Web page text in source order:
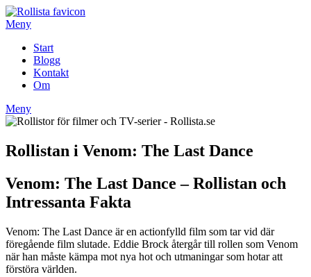
Hoppa
till
Meny
Start
Blogg
Kontakt
Om
Meny
Rollistan i Venom: The Last Dance
Venom: The Last Dance – Rollistan och
Intressanta Fakta
Venom: The Last Dance är en actionfylld film som tar vid där
föregående film slutade. Eddie Brock återgår till rollen som Venom
när han måste kämpa mot nya hot och utmaningar som hotar att
förstöra världen.